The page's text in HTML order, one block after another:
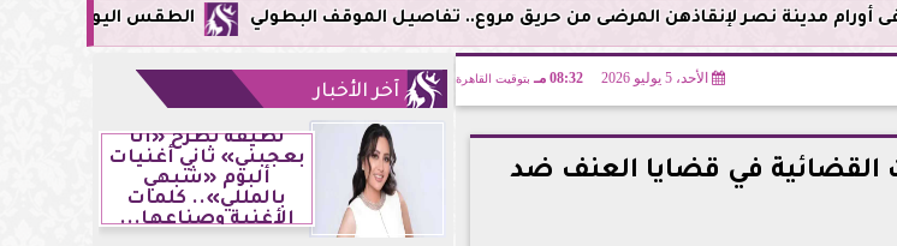
الطقس اليوم في مصر.. ذروة الموجة شديدة
الأحد، 5 يوليو 2026 08:32 مـ بتوقيت القاهرة
القضائية في قضايا العنف ضد
آخر الأخبار
لطيفة تطرح «أنا
بعجبني» ثاني أغنيات
ألبوم «شبهي
بالمللي».. كلمات
الأغنية وصناعها...